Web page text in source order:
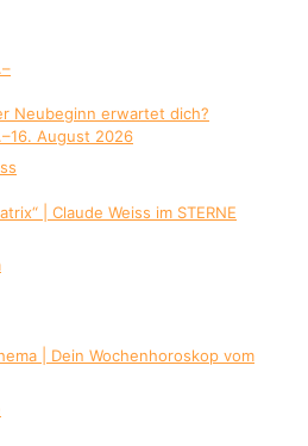
Neubeginn erwartet dich?
August 2026
| Claude Weiss im STERNE
| Dein Wochenhoroskop vom